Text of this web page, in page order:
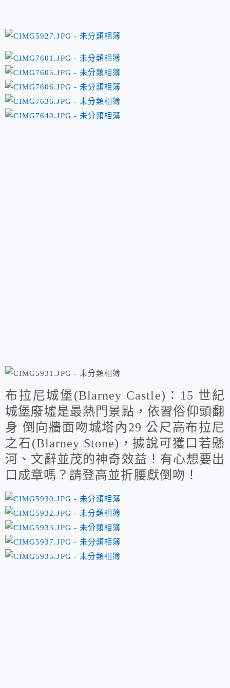
布拉尼城堡(Blarney Castle)：15 世紀
城堡廢墟是最熱門景點，依習俗仰頭翻
身 倒向牆面吻城塔內29 公尺高布拉尼
之石(Blarney Stone)，據說可獲口若懸
河、文辭並茂的神奇效益！有心想要出
口成章嗎？請登高並折腰獻倒吻！